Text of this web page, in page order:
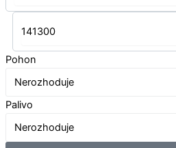
Pohon
Nerozhoduje
Palivo
Nerozhoduje